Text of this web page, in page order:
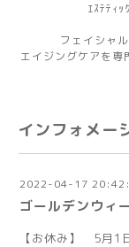
ｴｽﾃﾃｨ
フェイシャ
エイジングケアを専
インフォメー
2022-04-17
ゴールデンウィ
【お休み】 5月1